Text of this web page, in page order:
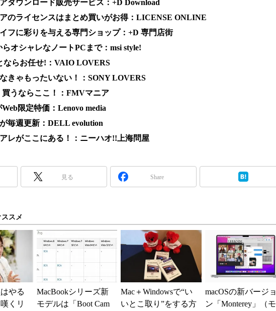
ダウンロード販売サービス：+D Download
のライセンスはまとめ買いがお得：LICENSE ONLINE
フに彩りを与える専門ショップ：+D 専門店街
オシャレなノートPCまで：msi style!
ならお任せ!：VAIO LOVERS
きゃもったいない！：SONY LOVERS
うならここ！：FMVマニア
限定特価：Lenovo media
毎週更新：DELL evolution
レがここにある！：ニーハオ!!上海問屋
見る Share
スメ
やる
くリ
MacBookシリーズ新
モデルは「Boot Cam
Mac＋Windowsで“い
いとこ取り”をする方
macOSの新バージョ
ン「Monterey」（モ